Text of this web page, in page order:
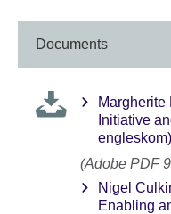
Documents
Margherite
Initiative
engleskom)
(Adobe PDF
Nigel
Enabling